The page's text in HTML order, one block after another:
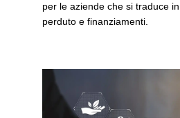
per le aziende che si traduce
perduto e finanziamenti.